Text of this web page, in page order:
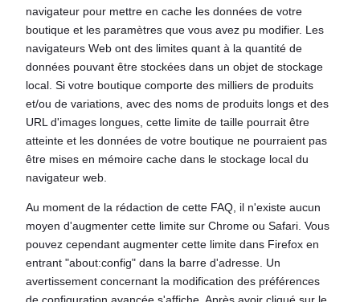
navigateur pour mettre en cache les données de votre
boutique et les paramètres que vous avez pu modifier. Les
navigateurs Web ont des limites quant à la quantité de
données pouvant être stockées dans un objet de stockage
local. Si votre boutique comporte des milliers de produits
et/ou de variations, avec des noms de produits longs et des
URL d'images longues, cette limite de taille pourrait être
atteinte et les données de votre boutique ne pourraient pas
être mises en mémoire cache dans le stockage local du
navigateur web.
Au moment de la rédaction de cette FAQ, il n'existe aucun
moyen d'augmenter cette limite sur Chrome ou Safari. Vous
pouvez cependant augmenter cette limite dans Firefox en
entrant "about:config" dans la barre d'adresse. Un
avertissement concernant la modification des préférences